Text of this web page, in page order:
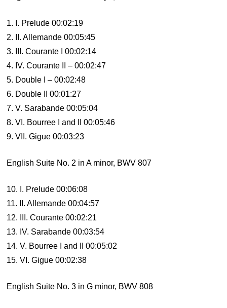
1. I. Prelude 00:02:19
2. II. Allemande 00:05:45
3. III. Courante I 00:02:14
4. IV. Courante II – 00:02:47
5. Double I – 00:02:48
6. Double II 00:01:27
7. V. Sarabande 00:05:04
8. VI. Bourree I and II 00:05:46
9. VII. Gigue 00:03:23
English Suite No. 2 in A minor, BWV 807
10. I. Prelude 00:06:08
11. II. Allemande 00:04:57
12. III. Courante 00:02:21
13. IV. Sarabande 00:03:54
14. V. Bourree I and II 00:05:02
15. VI. Gigue 00:02:38
English Suite No. 3 in G minor, BWV 808